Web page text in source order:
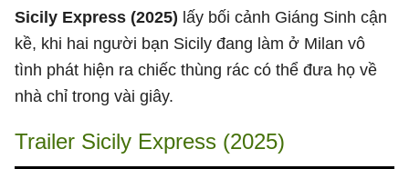
Sicily Express (2025) lấy bối cảnh Giáng Sinh cận
kề, khi hai người bạn Sicily đang làm ở Milan vô
tình phát hiện ra chiếc thùng rác có thể đưa họ về
nhà chỉ trong vài giây.
Trailer Sicily Express (2025)